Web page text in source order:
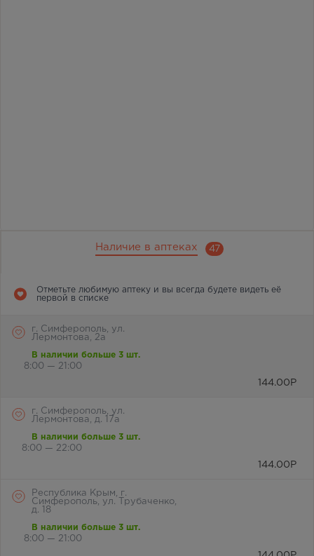
Наличие в аптеках 47
Отметьте любимую аптеку и вы всегда будете видеть её
первой в списке
г. Симферополь, ул.
Лермонтова, 2а
В наличии больше 3 шт.
8:00 — 21:00
144.00 Р
г. Симферополь, ул.
Лермонтова, д. 17а
В наличии больше 3 шт.
8:00 — 22:00
144.00 Р
Республика Крым, г.
Симферополь, ул. Трубаченко,
д. 18
В наличии больше 3 шт.
8:00 — 21:00